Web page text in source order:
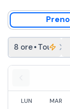
8 ore• Tour
LUN MAR